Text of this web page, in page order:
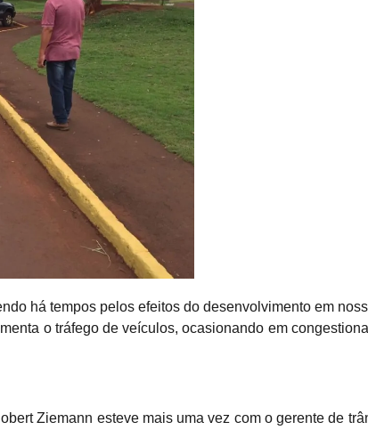
há tempos pelos efeitos do desenvolvimento em
o tráfego de veículos, ocasionando em
Ziemann esteve mais uma vez com o gerente de